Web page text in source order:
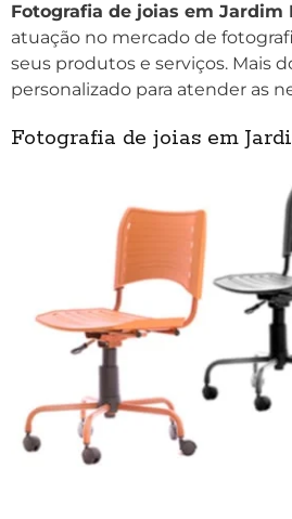
Fotografia de joias em Jardim
atuação no mercado de
seus produtos e serviços. Mais
personalizado para atender as
Fotografia de joias em